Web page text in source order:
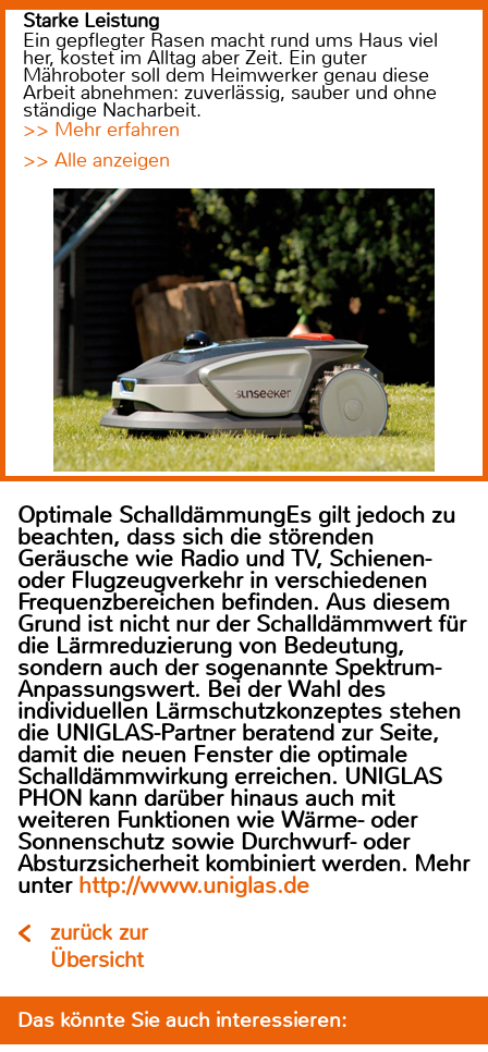
Starke Leistung
Ein gepflegter Rasen macht rund ums Haus viel
her, kostet im Alltag aber Zeit. Ein guter
Mähroboter soll dem Heimwerker genau diese
Arbeit abnehmen: zuverlässig, sauber und ohne
ständige Nacharbeit.
>> Mehr erfahren
>> Alle anzeigen
Optimale SchalldämmungEs gilt jedoch zu
beachten, dass sich die störenden
Geräusche wie Radio und TV, Schienen-
oder Flugzeugverkehr in verschiedenen
Frequenzbereichen befinden. Aus diesem
Grund ist nicht nur der Schalldämmwert für
die Lärmreduzierung von Bedeutung,
sondern auch der sogenannte Spektrum-
Anpassungswert. Bei der Wahl des
individuellen Lärmschutzkonzeptes stehen
die UNIGLAS-Partner beratend zur Seite,
damit die neuen Fenster die optimale
Schalldämmwirkung erreichen. UNIGLAS
PHON kann darüber hinaus auch mit
weiteren Funktionen wie Wärme- oder
Sonnenschutz sowie Durchwurf- oder
Absturzsicherheit kombiniert werden. Mehr
unter http://www.uniglas.de
zurück zur
Übersicht
Das könnte Sie auch interessieren: